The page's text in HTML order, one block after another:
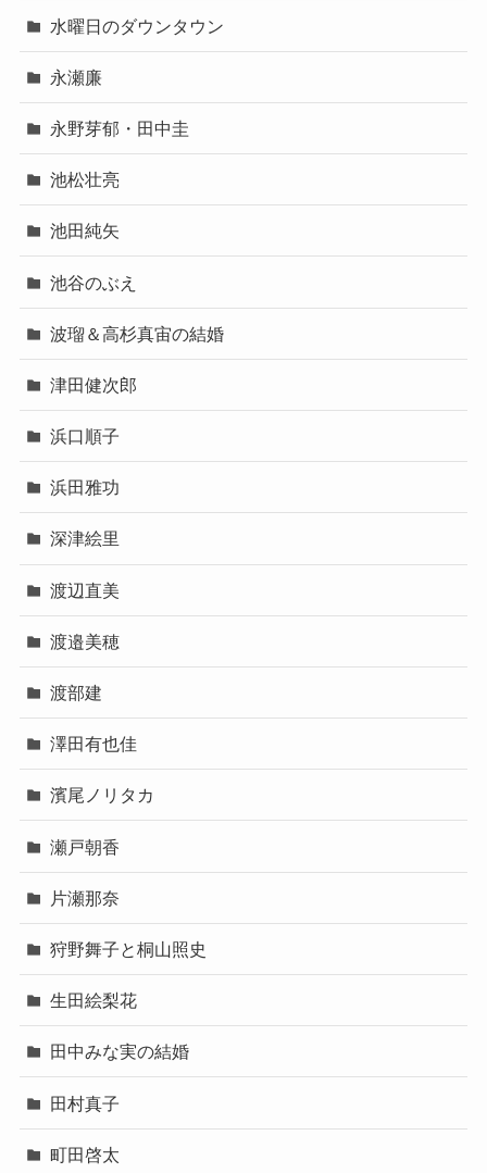
水曜日のダウンタウン
永瀬廉
永野芽郁・田中圭
池松壮亮
池田純矢
池谷のぶえ
波瑠＆高杉真宙の結婚
津田健次郎
浜口順子
浜田雅功
深津絵里
渡辺直美
渡邉美穂
渡部建
澤田有也佳
濱尾ノリタカ
瀬戸朝香
片瀬那奈
狩野舞子と桐山照史
生田絵梨花
田中みな実の結婚
田村真子
町田啓太